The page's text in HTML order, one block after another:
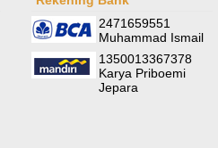
2471659551
Muhammad Ismail
1350013367378
Karya Priboemi
Jepara